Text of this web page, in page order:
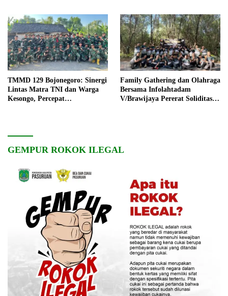
TMMD 129 Bojonegoro: Sinergi
Lintas Matra TNI dan Warga
Kesongo, Percepat
Family Gathering dan Olahraga
Bersama Infolahtadam
V/Brawijaya Pererat Soliditas
GEMPUR ROKOK ILEGAL